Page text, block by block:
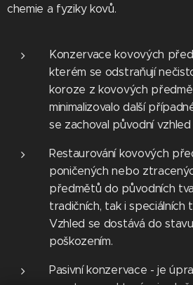
chemie a fyziky kovů.
Konzervace kovových
kterém se odstraňují
koroze z kovových
minimalizovalo další
se zachoval původní
Restaurování kovových
poničených nebo
předmětů do původních
tradičních, tak i speciálních
Vzhled se dostává do
poškozením.
Pasivní konzervace - je